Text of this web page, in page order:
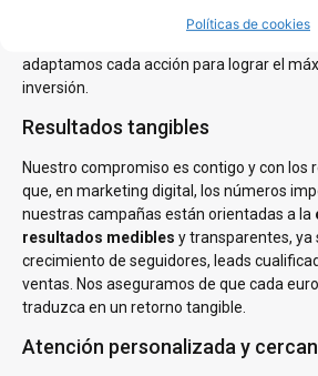
Políticas de cookies
específicos. Desde la creación de
adaptamos cada acción para lograr el
inversión.
Resultados tangibles
Nuestro compromiso es contigo y con los
que, en marketing digital, los números
nuestras campañas están orientadas a la
resultados medibles y transparentes, ya
crecimiento de seguidores, leads
ventas. Nos aseguramos de que cada
traduzca en un retorno tangible.
Atención personalizada y